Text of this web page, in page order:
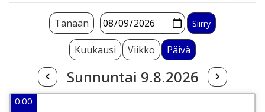
Kuukausi Viikko Päivä
Sunnuntai 9.8.2026
Tänään
0:00